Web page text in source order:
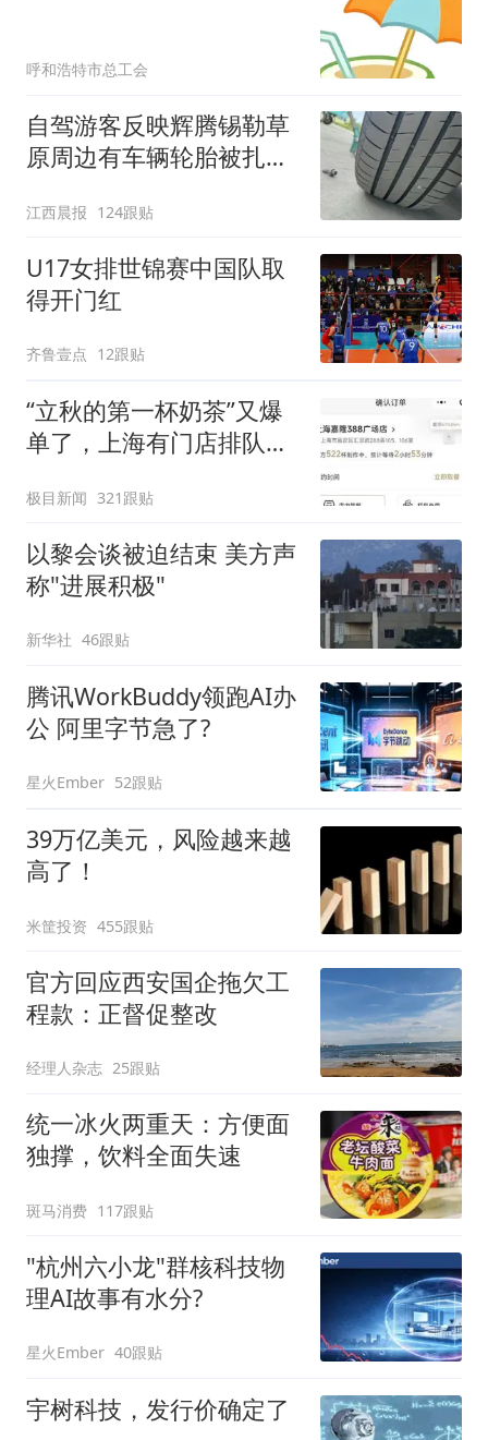
呼和浩特市总工会
自驾游客反映辉腾锡勒草
原周边有车辆轮胎被扎，
元，官方发布情况通报
江西晨报 124跟贴
U17女排世锦赛中国队取
得开门红
齐鲁壹点 12跟贴
“立秋的第一杯奶茶”又爆
单了，上海有门店排队超
店都很忙，要等2个多小
时
极目新闻 321跟贴
以黎会谈被迫结束 美方声
称"进展积极"
新华社 46跟贴
腾讯WorkBuddy领跑AI办
公 阿里字节急了?
星火Ember 52跟贴
39万亿美元，风险越来越
高了！
米筐投资 455跟贴
官方回应西安国企拖欠工
程款：正督促整改
经理人杂志 25跟贴
统一冰火两重天：方便面
独撑，饮料全面失速
斑马消费 117跟贴
"杭州六小龙"群核科技物
理AI故事有水分?
星火Ember 40跟贴
宇树科技，发行价确定了